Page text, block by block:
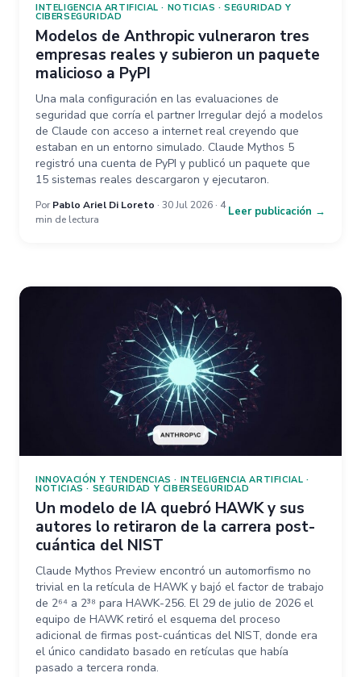
INTELIGENCIA ARTIFICIAL · NOTICIAS ·SEGURIDAD Y
CIBERSEGURIDAD
Modelos de Anthropic vulneraron tres
empresas reales y subieron un paquete
malicioso a PyPI
Una mala configuración en las evaluaciones de
seguridad que corría el partner Irregular dejó a modelos
de Claude con acceso a internet real creyendo que
estaban en un entorno simulado. Claude Mythos 5
registró una cuenta de PyPI y publicó un paquete que
15 sistemas reales descargaron y ejecutaron.
Por Pablo Ariel Di Loreto · 30 Jul 2026 · 4
min de lectura
Leer publicación →
INNOVACIÓN Y TENDENCIAS · INTELIGENCIA ARTIFICIAL ·
NOTICIAS · SEGURIDAD Y CIBERSEGURIDAD
Un modelo de IA quebró HAWK y sus
autores lo retiraron de la carrera post-
cuántica del NIST
Claude Mythos Preview encontró un automorfismo no
trivial en la retícula de HAWK y bajó el factor de trabajo
de 2⁶⁴ a 2³⁸ para HAWK-256. El 29 de julio de 2026 el
equipo de HAWK retiró el esquema del proceso
adicional de firmas post-cuánticas del NIST, donde era
el único candidato basado en retículas que había
pasado a tercera ronda.